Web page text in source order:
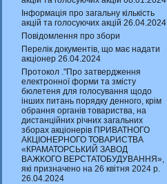
Інформація про загальну кількість
акцій та голосуючих акцій 26.04.2024
Повідомлення про збори
Перелік документів, що має надати
акціонер 26.04.2024
Протокол ."Про затвердження
електронної форми та змісту
бюлетеня для голосування щодо
інших питань порядку денного, крім
обрання органів товариства, на
дистанційних річних загальних
зборах акціонерів ПРИВАТНОГО
АКЦІОНЕРНОГО ТОВАРИСТВА
«КРАМАТОРСЬКИЙ ЗАВОД
ВАЖКОГО ВЕРСТАТОБУДУВАННЯ»,
які призначено на 26 квітня 2024 р.
26.04.2024